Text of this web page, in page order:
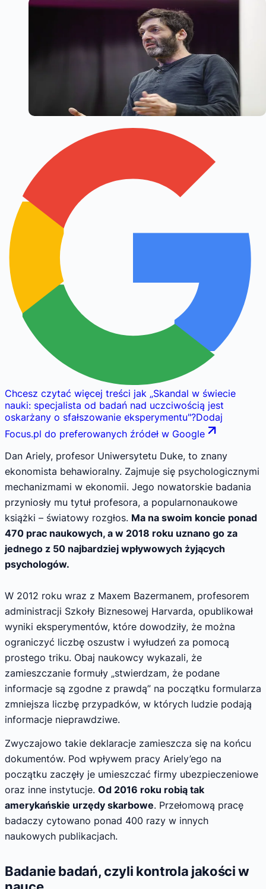
Chcesz czytać więcej treści jak „Skandal w świecie
nauki: specjalista od badań nad uczciwością jest
oskarżany o sfałszowanie eksperymentu"?Dodaj
Focus.pl do preferowanych źródeł w Google
Dan Ariely, profesor Uniwersytetu Duke, to znany
ekonomista behawioralny. Zajmuje się psychologicznymi
mechanizmami w ekonomii. Jego nowatorskie badania
przyniosły mu tytuł profesora, a popularnonaukowe
książki – światowy rozgłos. Ma na swoim koncie ponad
470 prac naukowych, a w 2018 roku uznano go za
jednego z 50 najbardziej wpływowych żyjących
psychologów.
W 2012 roku wraz z Maxem Bazermanem, profesorem
administracji Szkoły Biznesowej Harvarda, opublikował
wyniki eksperymentów, które dowodziły, że można
ograniczyć liczbę oszustw i wyłudzeń za pomocą
prostego triku. Obaj naukowcy wykazali, że
zamieszczanie formuły „stwierdzam, że podane
informacje są zgodne z prawdą” na początku formularza
zmniejsza liczbę przypadków, w których ludzie podają
informacje nieprawdziwe.
Zwyczajowo takie deklaracje zamieszcza się na końcu
dokumentów. Pod wpływem pracy Ariely’ego na
początku zaczęły je umieszczać firmy ubezpieczeniowe
oraz inne instytucje. Od 2016 roku robią tak
amerykańskie urzędy skarbowe. Przełomową pracę
badaczy cytowano ponad 400 razy w innych
naukowych publikacjach.
Badanie badań, czyli kontrola jakości w